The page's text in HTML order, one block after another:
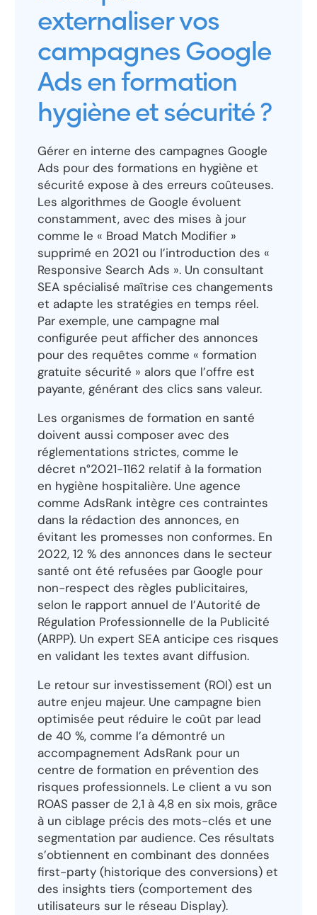
externaliser vos
campagnes Google
Ads en formation
hygiène et sécurité ?
Gérer en interne des campagnes Google
Ads pour des formations en hygiène et
sécurité expose à des erreurs coûteuses.
Les algorithmes de Google évoluent
constamment, avec des mises à jour
comme le « Broad Match Modifier »
supprimé en 2021 ou l’introduction des «
Responsive Search Ads ». Un consultant
SEA spécialisé maîtrise ces changements
et adapte les stratégies en temps réel.
Par exemple, une campagne mal
configurée peut afficher des annonces
pour des requêtes comme « formation
gratuite sécurité » alors que l’offre est
payante, générant des clics sans valeur.
Les organismes de formation en santé
doivent aussi composer avec des
réglementations strictes, comme le
décret n°2021-1162 relatif à la formation
en hygiène hospitalière. Une agence
comme AdsRank intègre ces contraintes
dans la rédaction des annonces, en
évitant les promesses non conformes. En
2022, 12 % des annonces dans le secteur
santé ont été refusées par Google pour
non-respect des règles publicitaires,
selon le rapport annuel de l’Autorité de
Régulation Professionnelle de la Publicité
(ARPP). Un expert SEA anticipe ces risques
en validant les textes avant diffusion.
Le retour sur investissement (ROI) est un
autre enjeu majeur. Une campagne bien
optimisée peut réduire le coût par lead
de 40 %, comme l’a démontré un
accompagnement AdsRank pour un
centre de formation en prévention des
risques professionnels. Le client a vu son
ROAS passer de 2,1 à 4,8 en six mois, grâce
à un ciblage précis des mots-clés et une
segmentation par audience. Ces résultats
s’obtiennent en combinant des données
first-party (historique des conversions) et
des insights tiers (comportement des
utilisateurs sur le réseau Display).